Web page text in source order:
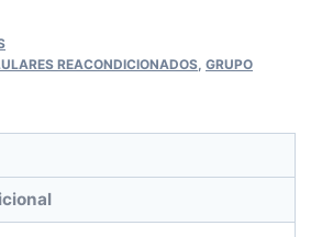
REACONDICIONADOS GRUPO